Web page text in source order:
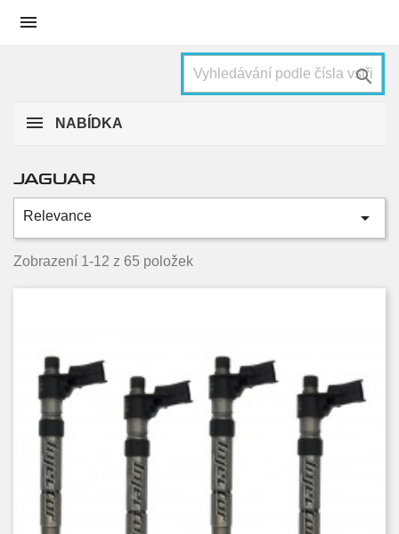


NABÍDKA
F-Pace
5
Xj
Condition
Nové Used 35
JAGUAR
Relevance 
Zobrazení 1-12 z 65 položek